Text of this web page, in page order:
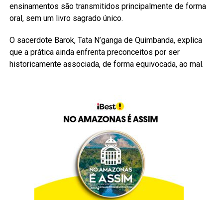
ensinamentos são transmitidos principalmente de forma
oral, sem um livro sagrado único.
O sacerdote Barok, Tata N’ganga de Quimbanda, explica
que a prática ainda enfrenta preconceitos por ser
historicamente associada, de forma equivocada, ao mal.